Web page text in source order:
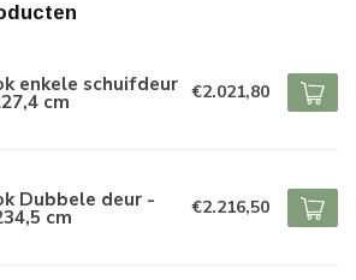
enkele schuifdeur
cm €2.021,80
Dubbele deur -
cm €2.216,50